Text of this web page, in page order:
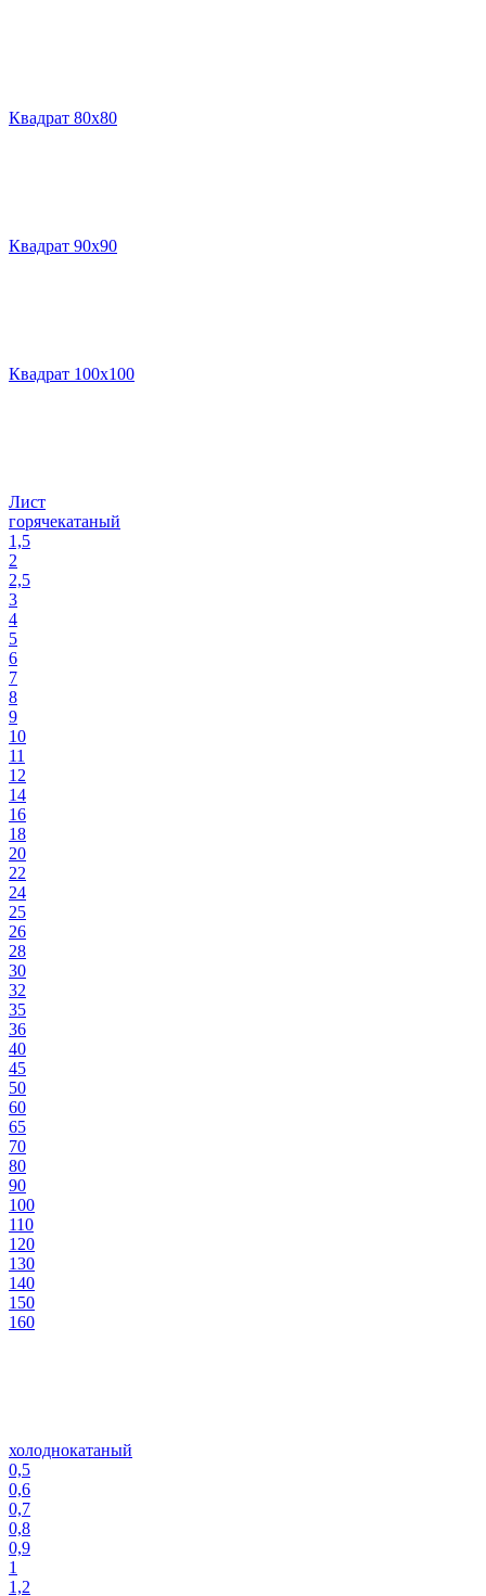
Квадрат 80х80
Квадрат 90х90
Квадрат 100х100
Лист
горячекатаный
1,5
2
2,5
3
4
5
6
7
8
9
10
11
12
14
16
18
20
22
24
25
26
28
30
32
35
36
40
45
50
60
65
70
80
90
100
110
120
130
140
150
160
холоднокатаный
0,5
0,6
0,7
0,8
0,9
1
1,2